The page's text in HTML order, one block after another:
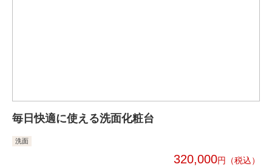
毎日快適に使える洗面化粧台
洗面
320,000円